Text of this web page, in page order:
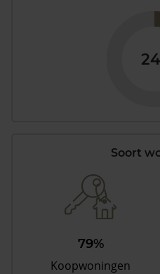
Soort
79%
Koopwoningen